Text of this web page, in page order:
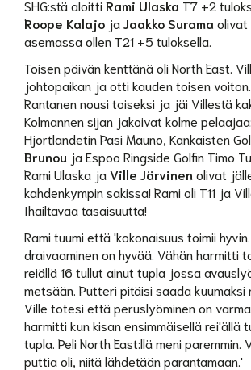
SHG:stä aloitti Rami Ulaska T7 +2
Roope Kalajo ja Jaakko Surama olivat
asemassa ollen T21 +5 tuloksella.
Toisen päivän kenttänä oli North East.
johtopaikan ja otti kauden toisen
Rantanen nousi toiseksi ja jäi Villestä
Kolmannen sijan jakoivat kolme
Hjortlandetin Pasi Mauno, Kankaisten
Brunou ja Espoo Ringside Golfin Timo
Rami Ulaska ja Ville Järvinen olivat
kahdenkympin sakissa! Rami oli T11 ja
Ihailtavaa tasaisuutta!
Rami tuumi että 'kokonaisuus toimii
draivaaminen on hyvää. Vähän harmitti
reiällä 16 tullut ainut tupla jossa
metsään. Putteri pitäisi saada kuumaksi
Ville totesi että peruslyöminen on
harmitti kun kisan ensimmäisellä rei'ällä
tupla. Peli North East:llä meni paremmin.
puttia oli, niitä lähdetään parantamaan.'